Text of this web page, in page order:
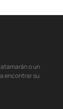
o un
encontrar su